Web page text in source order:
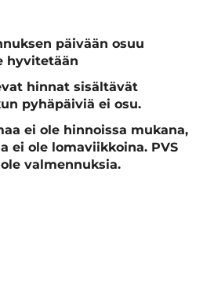
päivään osuu
hyvitetään
hinnat sisältävät
pyhäpäiviä ei osu.
ei ole hinnoissa mukana,
ei ole lomaviikkoina. PVS
valmennuksia.